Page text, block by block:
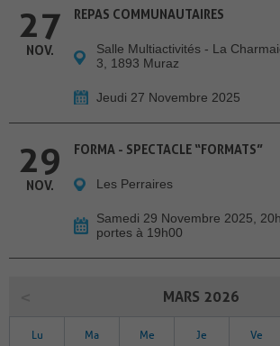
27
NOV.
REPAS COMMUNAUTAIRES
Salle Multiactivités - La
3, 1893 Muraz
Jeudi 27 Novembre 2025
29
NOV.
FORMA - SPECTACLE “FORMATS”
Les Perraires
Samedi 29 Novembre 2025,
portes à 19h00
MARS 2026
Lu Ma Me Je Ve